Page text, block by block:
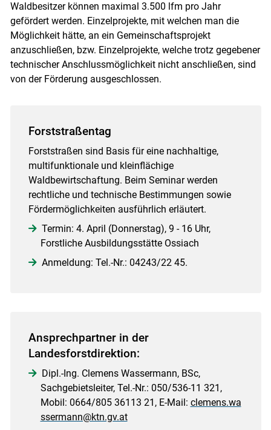
Waldbesitzer können maximal 3.500 lfm pro Jahr
gefördert werden. Einzelprojekte, mit welchen man die
Möglichkeit hätte, an ein Gemeinschaftsprojekt
anzuschließen, bzw. Einzelprojekte, welche trotz gegebener
technischer Anschlussmöglichkeit nicht anschließen, sind
von der Förderung ausgeschlossen.
Forststraßentag
Forststraßen sind Basis für eine nachhaltige,
multifunktionale und kleinflächige
Waldbewirtschaftung. Beim Seminar werden
rechtliche und technische Bestimmungen sowie
Fördermöglichkeiten ausführlich erläutert.
Termin: 4. April (Donnerstag), 9 - 16 Uhr,
Forstliche Ausbildungsstätte Ossiach
Anmeldung: Tel.-Nr.: 04243/22 45.
Ansprechpartner in der
Landesforstdirektion:
Dipl.-Ing. Clemens Wassermann, BSc,
Sachgebietsleiter, Tel.-Nr.: 050/536-11 321,
Mobil: 0664/805 36113 21, E-Mail: clemens.wa
ssermann@ktn.gv.at